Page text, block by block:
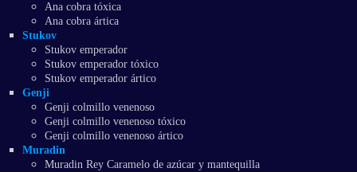
Ana cobra tóxica
Ana cobra ártica
Stukov
Stukov emperador
Stukov emperador tóxico
Stukov emperador ártico
Genji
Genji colmillo venenoso
Genji colmillo venenoso tóxico
Genji colmillo venenoso ártico
Muradin
Muradin Rey Caramelo de azúcar y mantequilla